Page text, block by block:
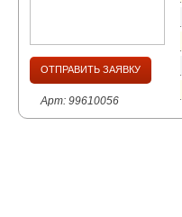
ОТПРАВИТЬ ЗАЯВКУ
Арт: 99610056